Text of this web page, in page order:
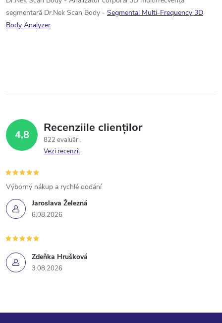
r
i
r
segmentară Dr.Nek Scan Body - Segmental Multi-Frequency 3D
Body Analyzer
4,8 Recenziile clienților
822 evaluări
Vezi recenzii
Jaroslava Železná
6.08.2026
Výborný nákup a rychlé dodání
Zdeňka Hrušková
3.08.2026